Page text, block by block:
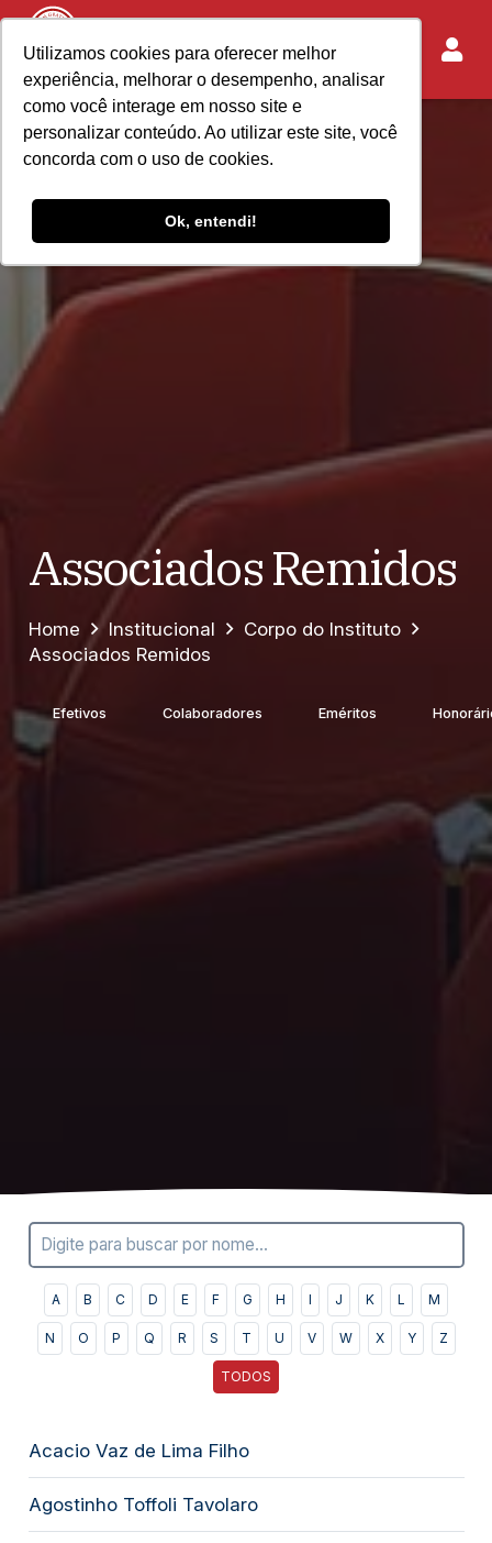
Utilizamos cookies para oferecer melhor
experiência, melhorar o desempenho, analisar
como você interage em nosso site e
personalizar conteúdo. Ao utilizar este site, você
concorda com o uso de cookies.
Ok, entendi!
Associados Remidos
Home Institucional
Corpo do Instituto
Associados Remidos
Efetivos Colaboradores Eméritos
A B C D E F G H I J K L M
N O P Q R S T U V W X Y Z
TODOS
Acacio Vaz de Lima Filho
Agostinho Toffoli Tavolaro